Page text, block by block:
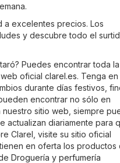
a excelentes precios. Los
y descubre todo el
Puedes encontrar toda la
oficial clarel.es. Tenga en
durante días festivos,
encontrar no sólo en
nuestro sitio web, siempre
actualizan diariamente para
Clarel, visite su sitio oficial
en oferta los productos
Droguería y perfumería